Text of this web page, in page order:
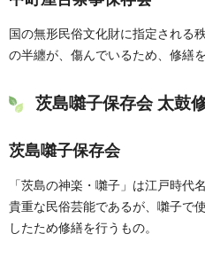
国の無形民俗文化財に指定される
の半纏が、傷んでいるため、修繕を
茨島囃子保存会 太鼓
茨島囃子保存会
「茨島の神楽・囃子」は江戸時代
貴重な民俗芸能であるが、囃子で
したため修繕を行うもの。